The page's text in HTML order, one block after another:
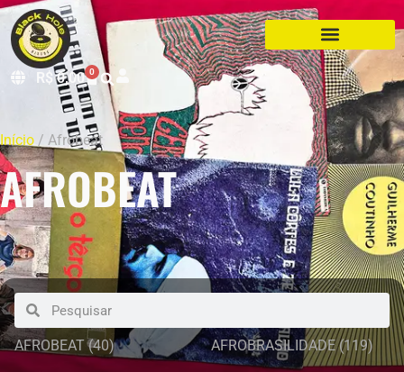
R$0,00 0
Início / Afrobeat
AFROBEAT
AFROBEAT(40) AFROBRASILIDADE(119)